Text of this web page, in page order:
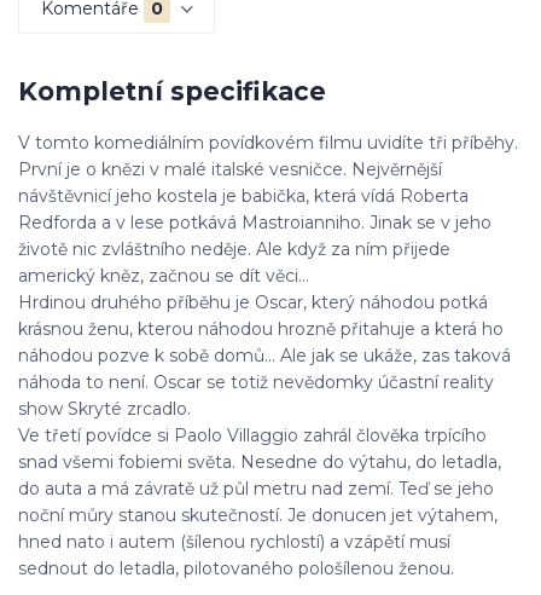
Komentáře 0
Kompletní specifikace
V tomto komediálním povídkovém filmu uvidíte tři příběhy.
První je o knězi v malé italské vesničce. Nejvěrnější
návštěvnicí jeho kostela je babička, která vídá Roberta
Redforda a v lese potkává Mastroianniho. Jinak se v jeho
životě nic zvláštního neděje. Ale když za ním přijede
americký kněz, začnou se dít věci...
Hrdinou druhého příběhu je Oscar, který náhodou potká
krásnou ženu, kterou náhodou hrozně přitahuje a která ho
náhodou pozve k sobě domů... Ale jak se ukáže, zas taková
náhoda to není. Oscar se totiž nevědomky účastní reality
show Skryté zrcadlo.
Ve třetí povídce si Paolo Villaggio zahrál člověka trpícího
snad všemi fobiemi světa. Nesedne do výtahu, do letadla,
do auta a má závratě už půl metru nad zemí. Teď se jeho
noční můry stanou skutečností. Je donucen jet výtahem,
hned nato i autem (šílenou rychlostí) a vzápětí musí
sednout do letadla, pilotovaného pološílenou ženou.